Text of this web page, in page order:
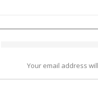
Your email address